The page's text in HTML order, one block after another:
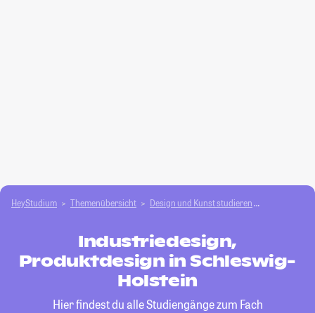
HeyStudium Themenübersicht Design und Kunst studieren
Industriedesign,
Produktdesign in Schleswig-
Holstein
Hier findest du alle Studiengänge zum Fach